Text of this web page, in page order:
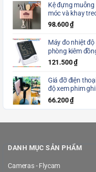
Kệ đựng
móc và khay
98.600₫
Máy đo nhiệt
phòng kiêm
121.500₫
Giá đỡ điện
độ xem phim
66.200₫
DANH MỤC SẢN PHẨM
Cameras - Flycam